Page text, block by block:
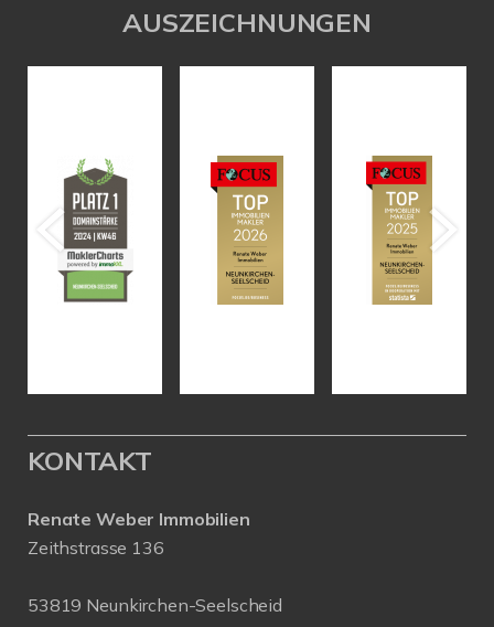
AUSZEICHNUNGEN
KONTAKT
Renate Weber Immobilien
Zeithstrasse 136
53819 Neunkirchen-Seelscheid